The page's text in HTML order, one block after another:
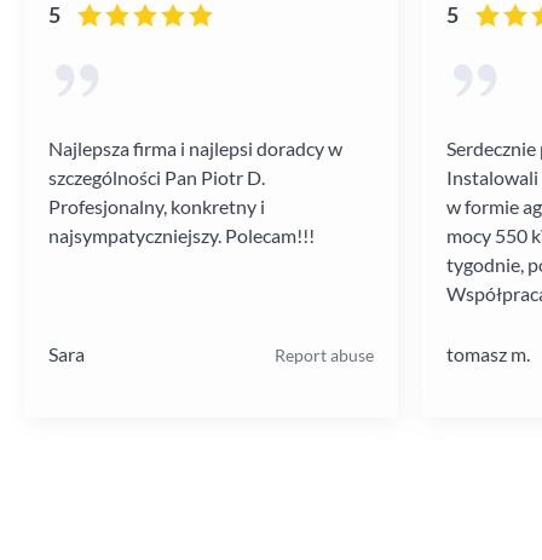
5
Najlepsza firma i najlepsi doradcy w
szczególności Pan Piotr D.
Profesjonalny, konkretny i
najsympatyczniejszy. Polecam!!!
Sara Report abuse
5
Instalowali
w formie
mocy 550
tygodnie,
tomasz m.